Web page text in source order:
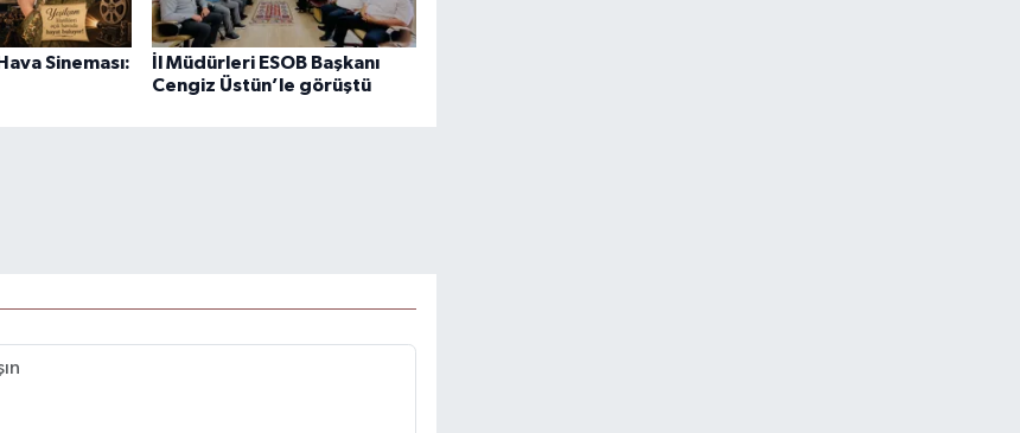
Sineması:
İl Müdürleri ESOB Başkanı
Cengiz Üstün’le görüştü